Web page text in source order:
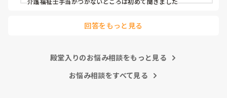
あたりまえの様に前残業・残業手当ては
あまりにも酷いと感じています。
皆さんのご意見を頂ければと思います。
回答をもっと見る
殿堂入りのお悩み相談をもっと見る
お悩み相談をすべて見る